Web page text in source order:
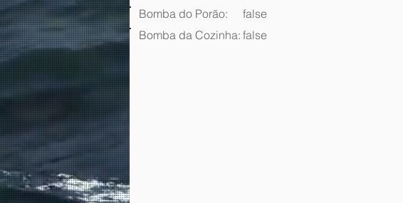
Bomba do Porão:
false
Bomba da Cozinha: false